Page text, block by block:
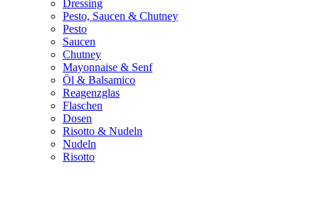
Dressing
Pesto, Saucen & Chutney
Pesto
Saucen
Chutney
Mayonnaise & Senf
Öl & Balsamico
Reagenzglas
Flaschen
Dosen
Risotto & Nudeln
Nudeln
Risotto